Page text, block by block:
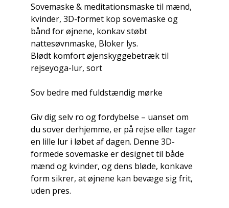
Sovemaske & meditationsmaske til mænd,
kvinder, 3D-formet kop sovemaske og
bånd for øjnene, konkav støbt
nattesøvnmaske, Bloker lys.
Blødt komfort øjenskyggebetræk til
rejseyoga-lur, sort
Sov bedre med fuldstændig mørke
Giv dig selv ro og fordybelse – uanset om
du sover derhjemme, er på rejse eller tager
en lille lur i løbet af dagen. Denne 3D-
formede sovemaske er designet til både
mænd og kvinder, og dens bløde, konkave
form sikrer, at øjnene kan bevæge sig frit,
uden pres.